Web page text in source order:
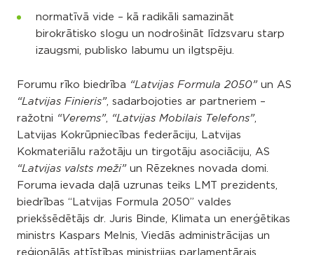
normatīvā vide – kā radikāli samazināt
birokrātisko slogu un nodrošināt līdzsvaru starp
izaugsmi, publisko labumu un ilgtspēju.
Forumu rīko biedrība “Latvijas Formula 2050” un AS
“Latvijas Finieris”, sadarbojoties ar partneriem –
ražotni “Verems”, “Latvijas Mobilais Telefons”,
Latvijas Kokrūpniecības federāciju, Latvijas
Kokmateriālu ražotāju un tirgotāju asociāciju, AS
“Latvijas valsts meži” un Rēzeknes novada domi.
Foruma ievada daļā uzrunas teiks LMT prezidents,
biedrības “Latvijas Formula 2050” valdes
priekšsēdētājs dr. Juris Binde, Klimata un enerģētikas
ministrs Kaspars Melnis, Viedās administrācijas un
reģionālās attīstības ministrijas parlamentārais